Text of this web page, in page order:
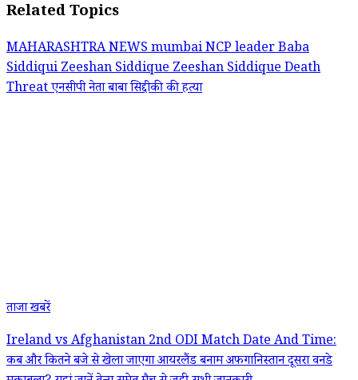
Related Topics
MAHARASHTRA NEWSmumbaiNCP leader Baba
SiddiquiZeeshan SiddiqueZeeshan Siddique Death
Threatएनसीपी नेता बाबा सिद्दीकी की हत्या
ताजा खबरें
Ireland vs Afghanistan 2nd ODI Match Date And Time:
कब और कितने बजे से खेला जाएगा आयरलैंड बनाम अफगानिस्तान दूसरा वनडे